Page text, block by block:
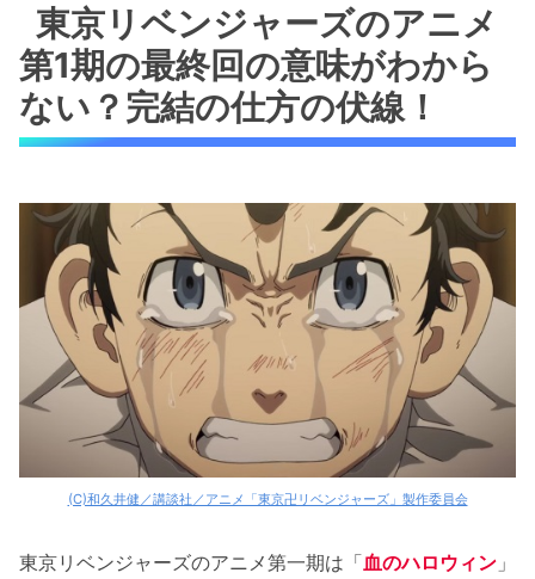
東京リベンジャーズのアニメ
第1期の最終回の意味がわから
ない？完結の仕方の伏線！
(C)和久井健／講談社／アニメ「東京卍リベンジャーズ」製作委員会
東京リベンジャーズのアニメ第一期は「血のハロウィン 」